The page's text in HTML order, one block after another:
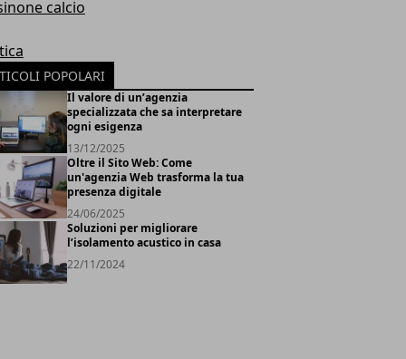
calcio
POPOLARI
Il valore di un’agenzia
specializzata che sa interpretare
ogni esigenza
13/12/2025
Oltre il Sito Web: Come
un'agenzia Web trasforma la tua
presenza digitale
24/06/2025
Soluzioni per migliorare
l’isolamento acustico in casa
22/11/2024